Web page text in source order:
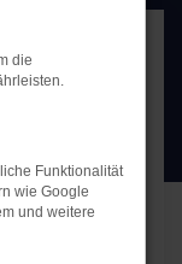
die
Funktionalität
wie Google
und weitere